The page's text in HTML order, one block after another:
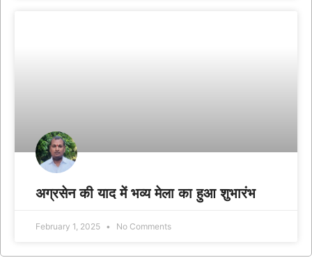
अग्रसेन की याद में भव्य मेला का हुआ शुभारंभ
February 1, 2025 No Comments